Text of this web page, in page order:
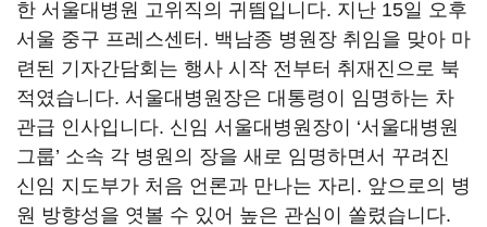
한 서울대병원 고위직의 귀띔입니다. 지난 15일 오후
서울 중구 프레스센터. 백남종 병원장 취임을 맞아 마
련된 기자간담회는 행사 시작 전부터 취재진으로 북
적였습니다. 서울대병원장은 대통령이 임명하는 차
관급 인사입니다. 신임 서울대병원장이 ‘서울대병원
그룹’ 소속 각 병원의 장을 새로 임명하면서 꾸려진
신임 지도부가 처음 언론과 만나는 자리. 앞으로의 병
원 방향성을 엿볼 수 있어 높은 관심이 쏠렸습니다.